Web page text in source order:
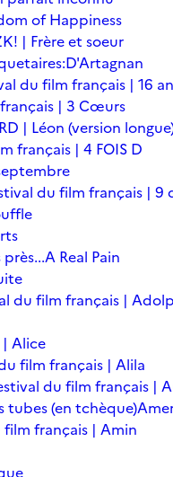
of Happiness
| Frère et soeur
du film français | 16
| 3 Cœurs
| Léon (version
français | 4 FOIS D
du film français | 9
A Real Pain
du film français |
Alice
film français | Alila
du film français |
tubes (en tchèque)
film français | Amin